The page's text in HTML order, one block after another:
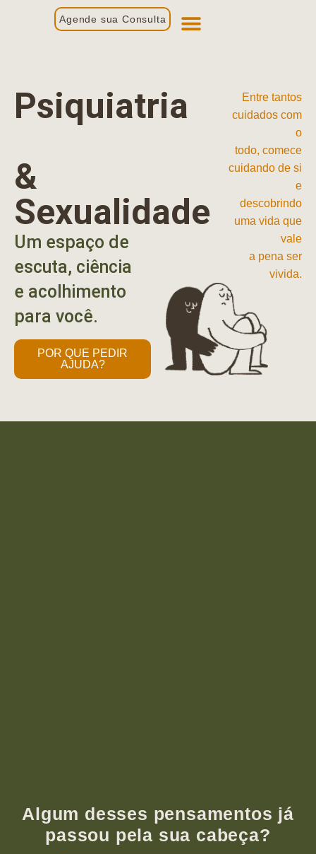
Agende sua Consulta
Psiquiatria
&
Sexualidade
Um espaço de
escuta, ciência
e acolhimento
para você.
POR QUE PEDIR
AJUDA?
Entre tantos
cuidados com
o
todo, comece
cuidando de si
e
descobrindo
uma vida que
vale
a pena ser
vivida.
Algum desses pensamentos já
passou pela sua cabeça?